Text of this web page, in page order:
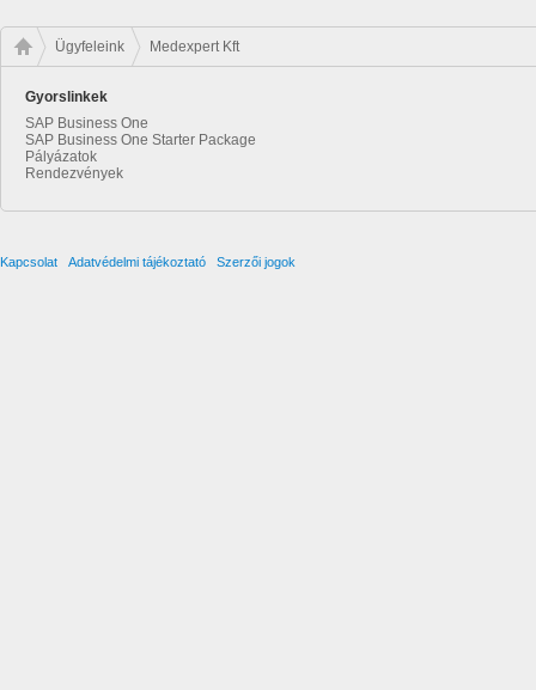
Ügyfeleink Medexpert Kft
Gyorslinkek
SAP Business One
SAP Business One Starter Package
Pályázatok
Rendezvények
Kapcsolat Adatvédelmi tájékoztató Szerzői jogok